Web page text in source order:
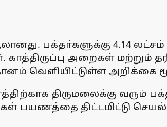
பக்தா்களுக்கு 4.14
அறைகள் மற்றும்
வெளியிட்டுள்ள அறிக்கை
திருமலைக்கு வரும்
பயணத்தை திட்டமிட்டு